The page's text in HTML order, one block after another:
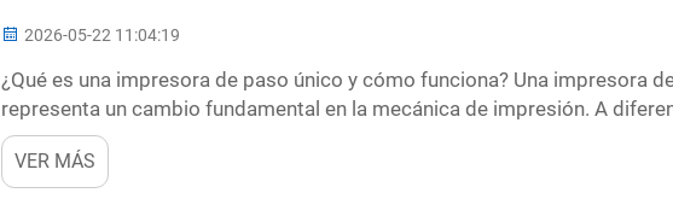
2026-05-22 11:04:19
¿Qué es una impresora de paso único y cómo funciona? Una impresora
representa un cambio fundamental en la mecánica de impresión. A
impresoras tradicionales, cuyas cabezas de impresión se desplazan de
material, una impresora de paso único utiliza...
VER MÁS